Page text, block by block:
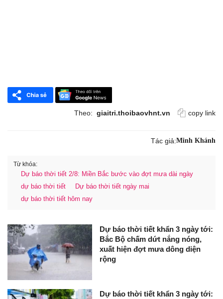
Theo: giaitri.thoibaovhnt.vn copy link
Tác giả:Minh Khánh
Từ khóa:
Dự báo thời tiết 2/8: Miền Bắc bước vào đợt mưa dài ngày
dự báo thời tiết
Dự báo thời tiết ngày mai
dự báo thời tiết hôm nay
Dự báo thời tiết khẩn 3 ngày tới:
Bắc Bộ chấm dứt nắng nóng,
xuất hiện đợt mưa dông diện
rộng
Dự báo thời tiết khẩn 3 ngày tới: